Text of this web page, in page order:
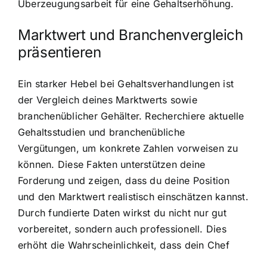
Überzeugungsarbeit für eine Gehaltserhöhung.
Marktwert und Branchenvergleich
präsentieren
Ein starker Hebel bei Gehaltsverhandlungen ist
der Vergleich deines Marktwerts sowie
branchenüblicher Gehälter. Recherchiere aktuelle
Gehaltsstudien und branchenübliche
Vergütungen, um konkrete Zahlen vorweisen zu
können. Diese Fakten unterstützen deine
Forderung und zeigen, dass du deine Position
und den Marktwert realistisch einschätzen kannst.
Durch fundierte Daten wirkst du nicht nur gut
vorbereitet, sondern auch professionell. Dies
erhöht die Wahrscheinlichkeit, dass dein Chef